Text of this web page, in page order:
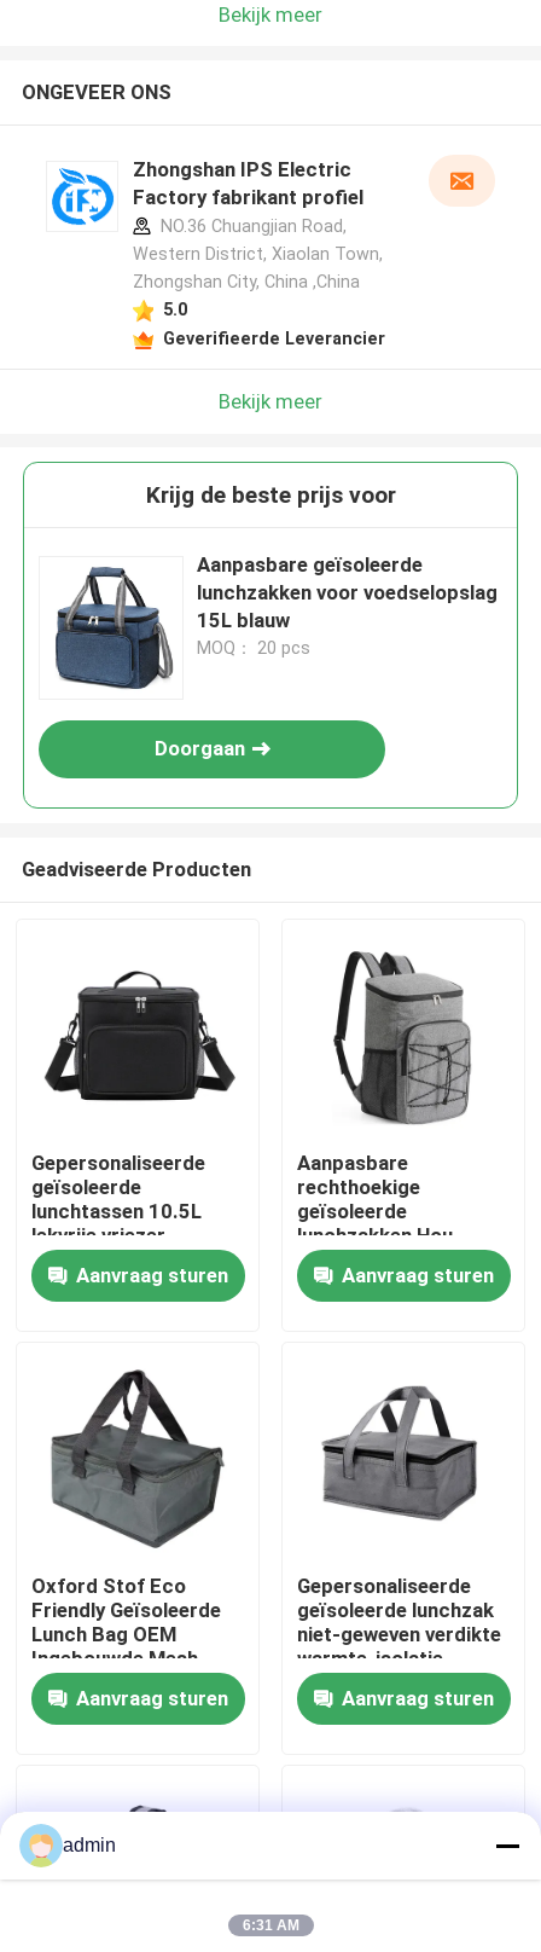
Thuis
Over ons
Fabriekstocht
Kwaliteitscontrole
Neem contact met ons op
Nieuws
Offerte Aanvragen
Elektrische lunchboxen
Bekijk meer
ONGEVEER ONS
Zhongshan IPS Electric
Factory fabrikant profiel
NO.36 Chuangjian Road,
Western District, Xiaolan Town,
Zhongshan City, China ,China
5.0
Geverifieerde Leverancier
Bekijk meer
Krijg de beste prijs voor
Aanpasbare geïsoleerde
lunchzakken voor voedselopslag
15L blauw
MOQ： 20 pcs
Doorgaan
Geadviseerde Producten
Gepersonaliseerde
geïsoleerde
lunchtassen 10.5L
lekvrije vriezer
koelertas met
verstelbare
schouderband voor
Aanvraag sturen
Aanpasbare
rechthoekige
geïsoleerde
lunchzakken Hou
voedsel vers in
geïsoleerde
koelerzakken
Aanvraag sturen
Oxford Stof Eco
Friendly Geïsoleerde
Lunch Bag OEM
Ingebouwde Mesh
Pocket Grijs
Aanvraag sturen
Gepersonaliseerde
geïsoleerde lunchzak
niet-geweven verdikte
warmte-isolatie
katoen grijs
Aanvraag sturen
admin
6:31 AM